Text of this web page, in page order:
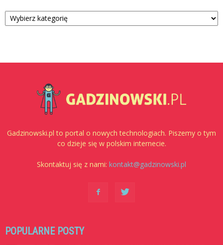
Kategorie
Gadzinowski.pl to portal o nowych technologiach. Piszemy o tym
co dzieje się w polskim internecie.
Skontaktuj się z nami: kontakt@gadzinowski.pl
POPULARNE POSTY